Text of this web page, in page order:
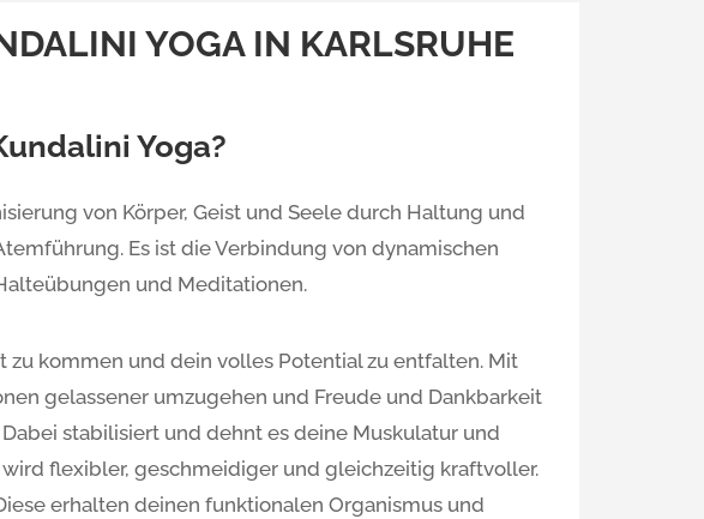
YOGA IN KARLSRUHE
Yoga?
von Körper, Geist und Seele durch Haltung und
Es ist die Verbindung von dynamischen
und Meditationen.
zu kommen und dein volles Potential zu entfalten. Mit
gelassener umzugehen und Freude und Dankbarkeit
stabilisiert und dehnt es deine Muskulatur und
flexibler, geschmeidiger und gleichzeitig kraftvoller.
erhalten deinen funktionalen Organismus und